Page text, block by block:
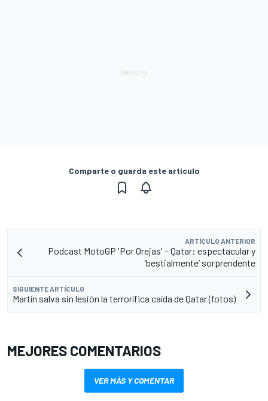
Comparte o guarda este artículo
ARTÍCULO ANTERIOR
Podcast MotoGP 'Por Orejas' – Qatar: espectacular y
‘bestialmente’ sorprendente
SIGUIENTE ARTÍCULO
Martín salva sin lesión la terrorífica caída de Qatar (fotos)
MEJORES COMENTARIOS
VER MÁS Y COMENTAR